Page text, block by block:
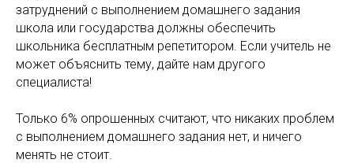
затруднений с выполнением домашнего задания
школа или государства должны обеспечить
школьника бесплатным репетитором. Если учитель не
может объяснить тему, дайте нам другого
специалиста!
Только 6% опрошенных считают, что никаких проблем
с выполнением домашнего задания нет, и ничего
менять не стоит.